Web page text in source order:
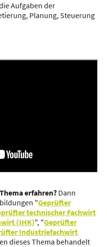
Aufgaben der
Planung, Steuerung
erfahren? Dann
"Geprüfter
technischer Fachwirt
(IHK)", "Geprüfter
Industriefachwirt
dieses Thema behandelt